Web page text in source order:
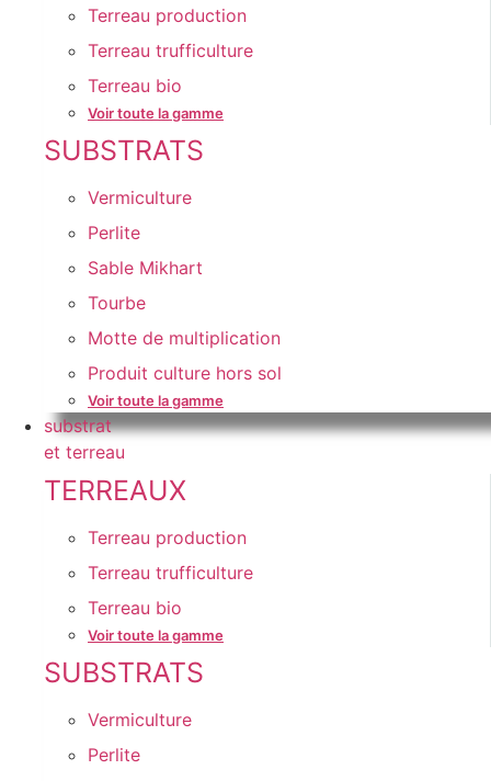
Terreau production
Terreau trufficulture
Terreau bio
Voir toute la gamme
SUBSTRATS
Vermiculture
Perlite
Sable Mikhart
Tourbe
Motte de multiplication
Produit culture hors sol
Voir toute la gamme
substrat
et terreau
TERREAUX
Terreau production
Terreau trufficulture
Terreau bio
Voir toute la gamme
SUBSTRATS
Vermiculture
Perlite